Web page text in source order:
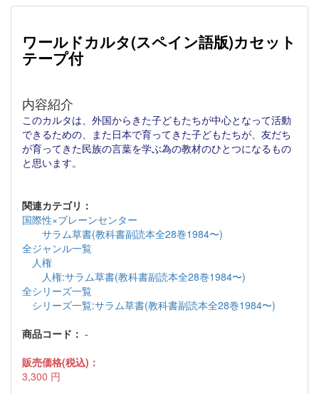
ワールドカルタ(スペイン語版)カセット
テープ付
内容紹介
このカルタは、外国からきた子どもたちが中心となって活動
できるための、また日本で育ってきた子どもたちが、友だち
が育ってきた民族の言葉を学ぶ為の教材のひとつになるもの
と思います。
関連カテゴリ：
国際性×ブレーンセンター
サラム草書(教科書副読本全28巻1984〜)
全ジャンル一覧
人権
人権:サラム草書(教科書副読本全28巻1984〜)
全シリーズ一覧
シリーズ一覧:サラム草書(教科書副読本全28巻1984〜)
商品コード： -
販売価格(税込)：
3,300 円